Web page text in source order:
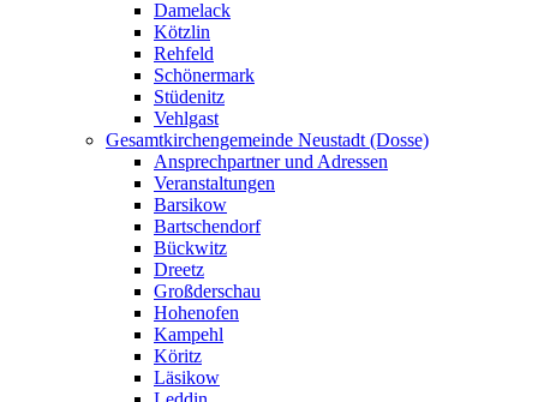
Damelack
Kötzlin
Rehfeld
Schönermark
Stüdenitz
Vehlgast
Gesamtkirchengemeinde Neustadt (Dosse)
Ansprechpartner und Adressen
Veranstaltungen
Barsikow
Bartschendorf
Bückwitz
Dreetz
Großderschau
Hohenofen
Kampehl
Köritz
Läsikow